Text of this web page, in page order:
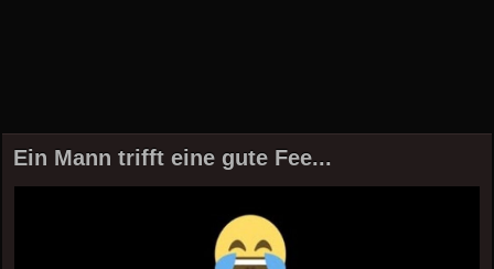
Ein Mann trifft eine gute Fee...